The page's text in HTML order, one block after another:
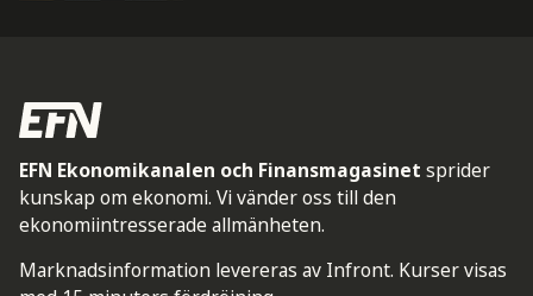
EFN Ekonomikanalen och Finansmagasinet sprider
kunskap om ekonomi. Vi vänder oss till den
ekonomiintresserade allmänheten.
Marknadsinformation levereras av Infront. Kurser visas